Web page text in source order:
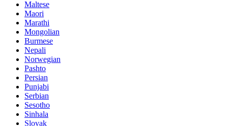
Maltese
Maori
Marathi
Mongolian
Burmese
Nepali
Norwegian
Pashto
Persian
Punjabi
Serbian
Sesotho
Sinhala
Slovak